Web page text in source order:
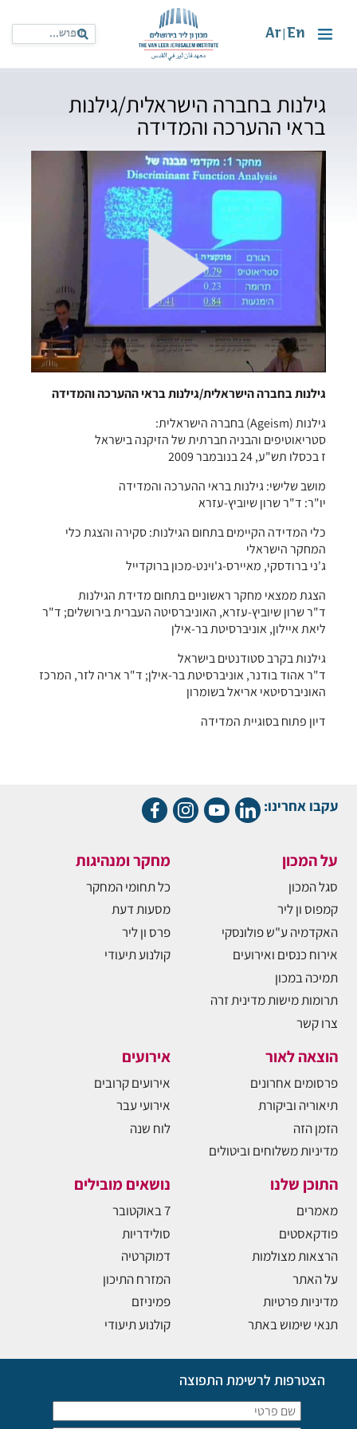
En
Ar
גילנות בחברה הישראלית/גילנות
בראי ההערכה והמדידה
גילנות בחברה הישראלית/גילנות בראי ההערכה והמדידה
גילנות (Ageism) בחברה הישראלית:
סטריאוטיפים והבניה חברתית של הזיקנה בישראל
ז בכסלו תש"ע, 24 בנובמבר 2009
מושב שלישי: גילנות בראי ההערכה והמדידה
יו"ר: ד"ר שרון שיוביץ-עזרא
כלי המדידה הקיימים בתחום הגילנות: סקירה והצגת כלי
המחקר הישראלי
ג'ני ברודסקי, מאיירס-ג'וינט-מכון ברוקדייל
הצגת ממצאי מחקר ראשוניים בתחום מדידת הגילנות
ד"ר שרון שיוביץ-עזרא, האוניברסיטה העברית בירושלים; ד"ר
ליאת איילון, אוניברסיטת בר-אילן
גילנות בקרב סטודנטים בישראל
ד"ר אהוד בודנר, אוניברסיטת בר-אילן; ד"ר אריה לזר, המרכז
האוניברסיטאי אריאל בשומרון
דיון פתוח בסוגיית המדידה
עקבו אחרינו:
על המכון
סגל המכון
קמפוס ון ליר
האקדמיה ע"ש פולונסקי
אירוח כנסים ואירועים
תמיכה במכון
תרומות מישות מדינית זרה
צרו קשר
מחקר ומנהיגות
כל תחומי המחקר
מסעות דעת
פרס ון ליר
קולנוע תיעודי
הוצאה לאור
פרסומים אחרונים
תיאוריה וביקורת
הזמן הזה
מדיניות משלוחים וביטולים
אירועים
אירועים קרובים
אירועי עבר
לוח שנה
התוכן שלנו
מאמרים
פודקאסטים
הרצאות מצולמות
על האתר
מדיניות פרטיות
תנאי שימוש באתר
נושאים מובילים
7 באוקטובר
סולידריות
דמוקרטיה
המזרח התיכון
פמיניזם
קולנוע תיעודי
הצטרפות לרשימת התפוצה